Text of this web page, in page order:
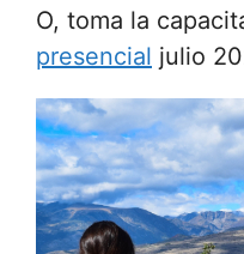
O, toma la
presencial julio